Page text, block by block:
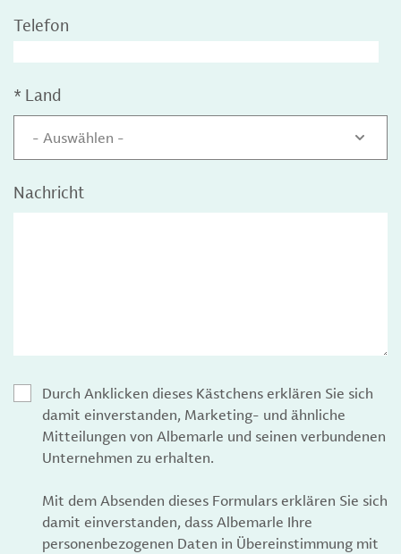
Telefon
* Land
- Auswählen -
Nachricht
Durch Anklicken dieses Kästchens erklären Sie sich
damit einverstanden, Marketing- und ähnliche
Mitteilungen von Albemarle und seinen verbundenen
Unternehmen zu erhalten.
Mit dem Absenden dieses Formulars erklären Sie sich
damit einverstanden, dass Albemarle Ihre
personenbezogenen Daten in Übereinstimmung mit